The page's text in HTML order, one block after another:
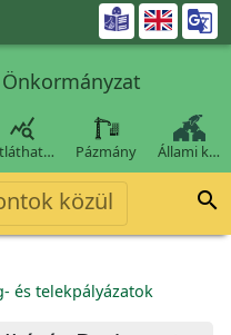


Pázmány Állami k…
közül 
és telekpályázatok